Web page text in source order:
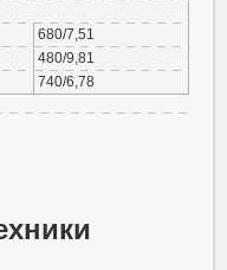
680/7,51
480/9,81
740/6,78